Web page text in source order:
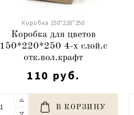
Коробка 150*220*250
Коробка для цветов
150*220*250 4-х слой.с
отк.вол.крафт
110 руб.
В КОРЗИНУ